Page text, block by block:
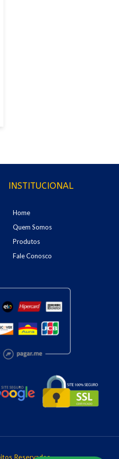
INSTITUCIONAL
Home
Quem Somos
Produtos
Fale Conosco
Reservados